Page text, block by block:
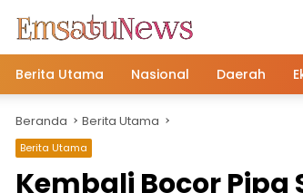
Berita Utama Nasional Daerah
Beranda Berita Utama
Berita Utama
Kembali Bocor